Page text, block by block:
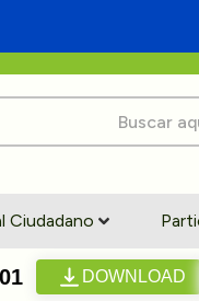
Ciudadano
DOWNLOAD